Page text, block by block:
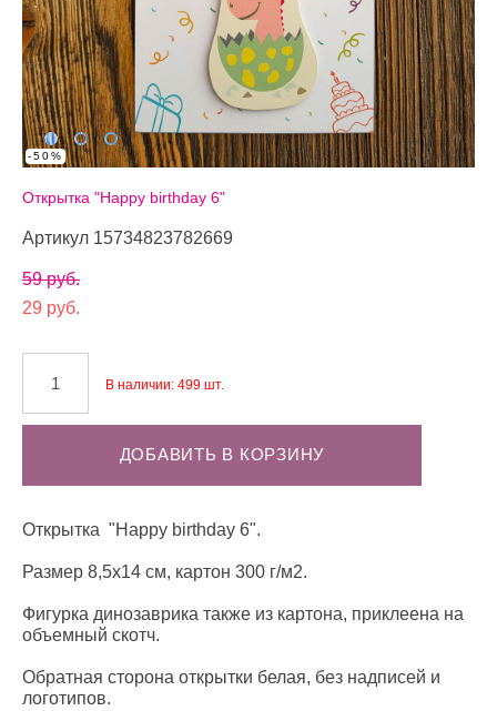
-50%
Открытка "Happy birthday 6"
Артикул 15734823782669
59 pуб.
29 pуб.
В наличии: 499 шт.
ДОБАВИТЬ В КОРЗИНУ
Открытка "Happy birthday 6".
Размер 8,5х14 см, картон 300 г/м2.
Фигурка динозаврика также из картона, приклеена на
объемный скотч.
Обратная сторона открытки белая, без надписей и
логотипов.